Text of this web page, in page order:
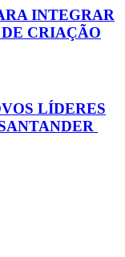
INTEGRAR
CRIAÇÃO
LÍDERES